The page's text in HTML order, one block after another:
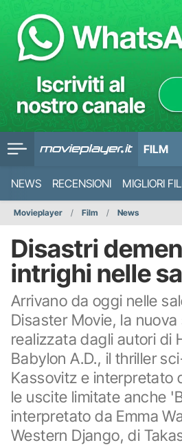
FILM
NEWS RECENSIONI MIGLIORI
Movieplayer Film News
Disastri
intrighi nelle
Arrivano da oggi nelle
Disaster Movie, la
realizzata dagli autori di
Babylon A.D., il thriller
Kassovitz e interpretato
le uscite limitate anche
interpretato da Emma
Western Django, di